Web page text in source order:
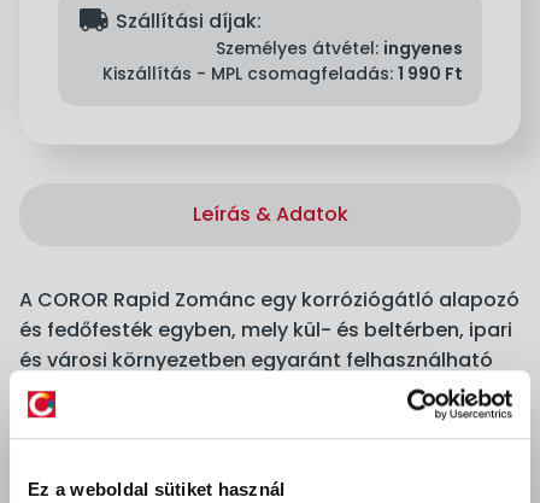
Ez a weboldal sütiket használ
delivery Szállítási díjak:
Személyes átvétel: ingyenes
Kiszállítás - MPL csomagfeladás: 1 990 Ft
Leírás & Adatok
A COROR Rapid Zománc egy korróziógátló alapozó
és fedőfesték egyben, mely kül- és beltérben, ipari
és városi környezetben egyaránt felhasználható
fémfelületek festésére. Könnyen kezelhető,
gyorsan száradó, kiváló fedőképességű,
acél, kovácsoltvas, alumínium, horganyzott acél,